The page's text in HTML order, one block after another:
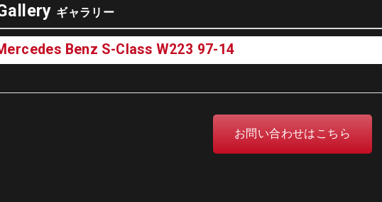
ギャラリー
Benz S-Class W223 97-14
お問い合わせはこちら